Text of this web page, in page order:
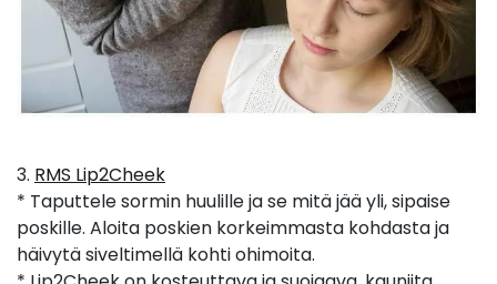
3. RMS Lip2Cheek
* Taputtele sormin huulille ja se mitä jää yli, sipaise
poskille. Aloita poskien korkeimmasta kohdasta ja
häivytä siveltimellä kohti ohimoita.